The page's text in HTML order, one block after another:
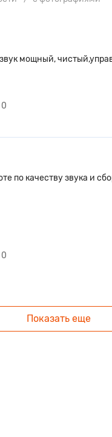
мощный,
0
по качеству звука и
0
Показать еще